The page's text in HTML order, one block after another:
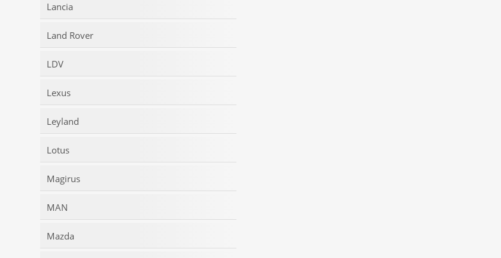
Lancia
Land Rover
LDV
Lexus
Leyland
Lotus
Magirus
MAN
Mazda